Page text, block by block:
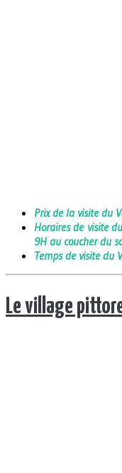
Prix de la visite du
Horaires de visite
9H au coucher du
Temps de visite du
Le village